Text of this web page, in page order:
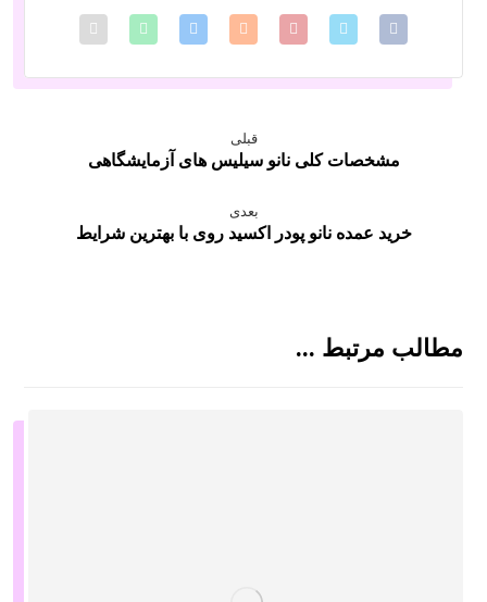
قبلی
مشخصات کلی نانو سیلیس های آزمایشگاهی
بعدی
خرید عمده نانو پودر اکسید روی با بهترین شرایط
مطالب مرتبط ...